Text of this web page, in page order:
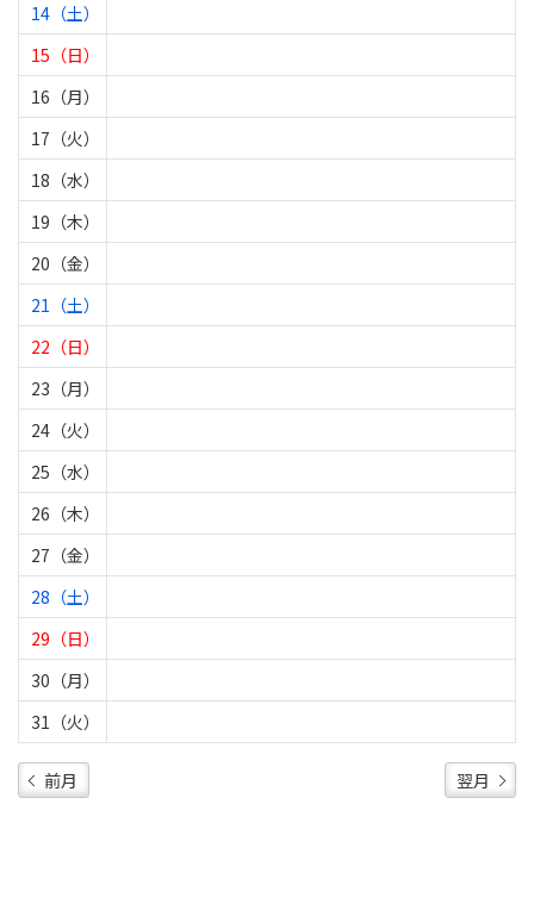
14（土）
15（日）
16（月）
17（火）
18（水）
19（木）
20（金）
21（土）
22（日）
23（月）
24（火）
25（水）
26（木）
27（金）
28（土）
29（日）
30（月）
31（火）
前月 翌月